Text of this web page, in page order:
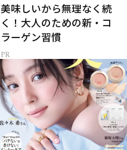
美味しいから無理なく続
く！大人のための新・コ
ラーゲン習慣